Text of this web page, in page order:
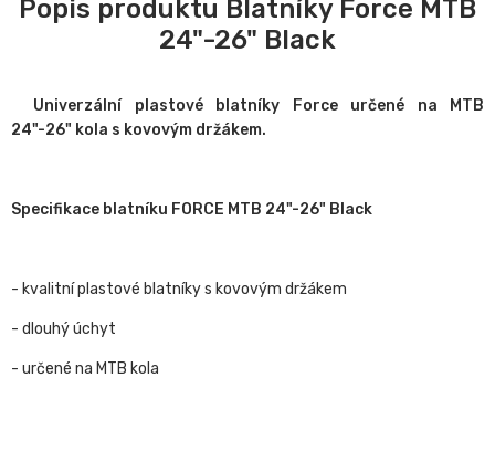
Popis produktu Blatníky Force MTB
24"-26" Black
Univerzální plastové blatníky Force určené na MTB
24"-26" kola s kovovým držákem.
Specifikace blatníku FORCE MTB 24"-26" Black
- kvalitní plastové blatníky s kovovým držákem
- dlouhý úchyt
- určené na MTB kola